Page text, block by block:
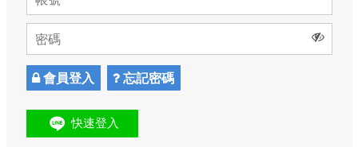
會員登入 忘記密碼